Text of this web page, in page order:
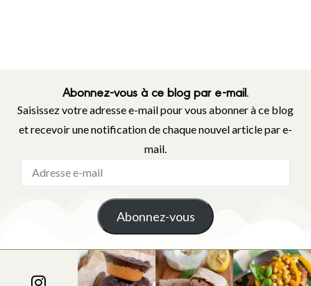
Abonnez-vous à ce blog par e-mail.
Saisissez votre adresse e-mail pour vous abonner à ce blog
et recevoir une notification de chaque nouvel article par e-
mail.
Abonnez-vous